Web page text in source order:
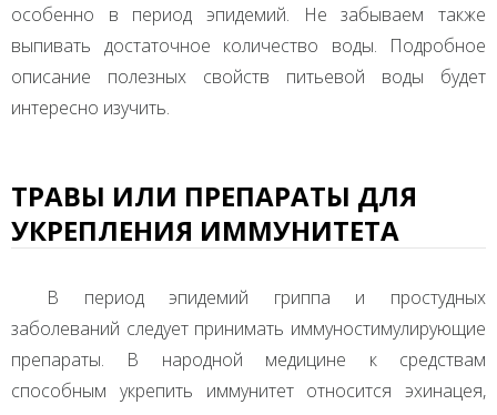
особенно в период эпидемий. Не забываем также
выпивать достаточное количество воды. Подробное
описание полезных свойств питьевой воды будет
интересно изучить.
ТРАВЫ ИЛИ ПРЕПАРАТЫ ДЛЯ
УКРЕПЛЕНИЯ ИММУНИТЕТА
В период эпидемий гриппа и простудных
заболеваний следует принимать иммуностимулирующие
препараты. В народной медицине к средствам
способным укрепить иммунитет относится эхинацея,